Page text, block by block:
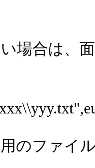
場合は、
のファイ